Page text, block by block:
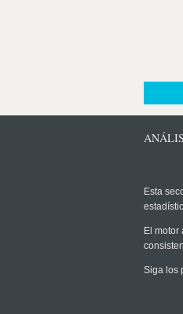
Esta
El motor
Siga los